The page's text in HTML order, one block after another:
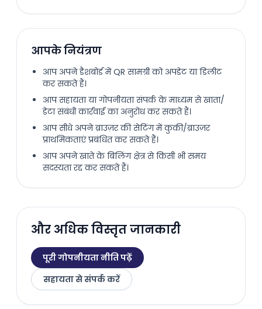
आपके नियंत्रण
आप अपने डैशबोर्ड में QR सामग्री को अपडेट या डिलीट
कर सकते हैं।
आप सहायता या गोपनीयता संपर्क के माध्यम से खाता/
डेटा संबंधी कार्रवाई का अनुरोध कर सकते हैं।
आप सीधे अपने ब्राउज़र की सेटिंग में कुकी/ब्राउज़र
प्राथमिकताएं प्रबंधित कर सकते हैं।
आप अपने खाते के बिलिंग क्षेत्र से किसी भी समय
सदस्यता रद्द कर सकते हैं।
और अधिक विस्तृत जानकारी
पूरी गोपनीयता नीति पढ़ें
सहायता से संपर्क करें